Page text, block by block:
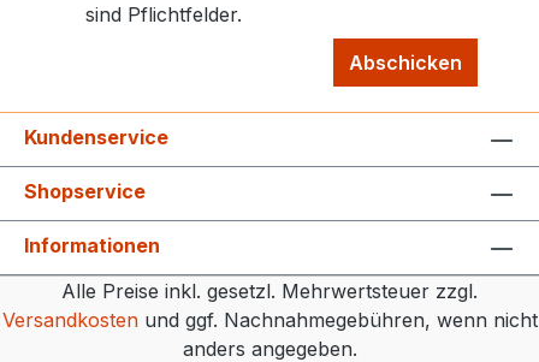
sind Pflichtfelder.
Abschicken
Kundenservice
Shopservice
Informationen
Alle Preise inkl. gesetzl. Mehrwertsteuer zzgl.
Versandkostenund ggf. Nachnahmegebühren, wenn nicht
anders angegeben.